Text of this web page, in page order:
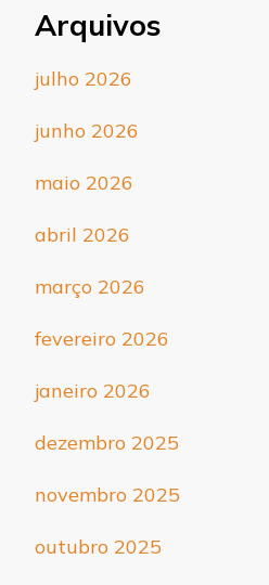
Arquivos
julho 2026
junho 2026
maio 2026
abril 2026
março 2026
fevereiro 2026
janeiro 2026
dezembro 2025
novembro 2025
outubro 2025